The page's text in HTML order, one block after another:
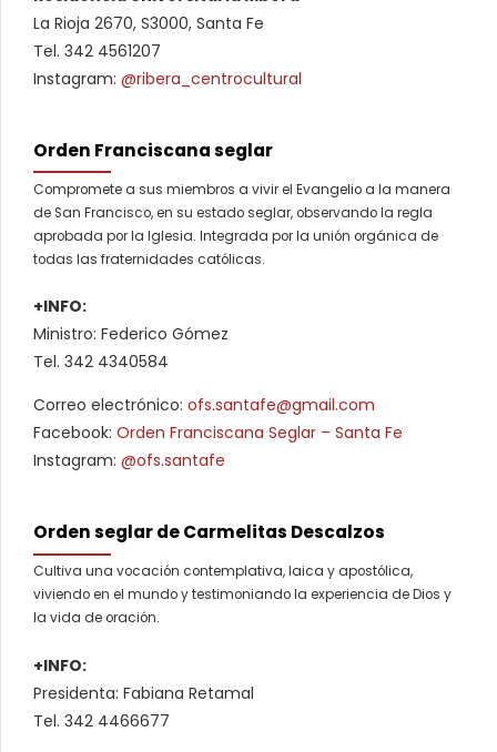
La Rioja 2670, S3000, Santa Fe
Tel. 342 4561207
Instagram: @ribera_centrocultural
Orden Franciscana seglar
Compromete a sus miembros a vivir el Evangelio a la manera
de San Francisco, en su estado seglar, observando la regla
aprobada por la Iglesia. Integrada por la unión orgánica de
todas las fraternidades católicas.
+INFO:
Ministro: Federico Gómez
Tel. 342 4340584
Correo electrónico: ofs.santafe@gmail.com
Facebook: Orden Franciscana Seglar – Santa Fe
Instagram: @ofs.santafe
Orden seglar de Carmelitas Descalzos
Cultiva una vocación contemplativa, laica y apostólica,
viviendo en el mundo y testimoniando la experiencia de Dios y
la vida de oración.
+INFO:
Presidenta: Fabiana Retamal
Tel. 342 4466677